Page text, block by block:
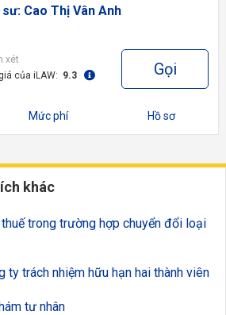
Cao Thị Vân Anh
xét
của iLAW: 9.3 Gọi
Mức phí Hồ sơ
khác
trong trường hợp chuyển đổi loại
ty trách nhiệm hữu hạn hai thành viên
tư nhân